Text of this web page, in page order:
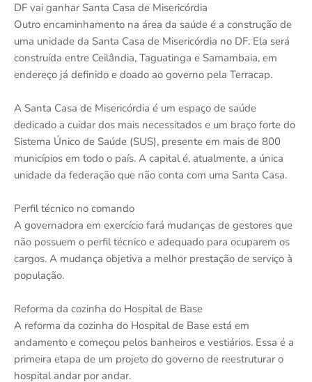
DF vai ganhar Santa Casa de Misericórdia
Outro encaminhamento na área da saúde é a construção de
uma unidade da Santa Casa de Misericórdia no DF. Ela será
construída entre Ceilândia, Taguatinga e Samambaia, em
endereço já definido e doado ao governo pela Terracap.
A Santa Casa de Misericórdia é um espaço de saúde
dedicado a cuidar dos mais necessitados e um braço forte do
Sistema Único de Saúde (SUS), presente em mais de 800
municípios em todo o país. A capital é, atualmente, a única
unidade da federação que não conta com uma Santa Casa.
Perfil técnico no comando
A governadora em exercício fará mudanças de gestores que
não possuem o perfil técnico e adequado para ocuparem os
cargos. A mudança objetiva a melhor prestação de serviço à
população.
Reforma da cozinha do Hospital de Base
A reforma da cozinha do Hospital de Base está em
andamento e começou pelos banheiros e vestiários. Essa é a
primeira etapa de um projeto do governo de reestruturar o
hospital andar por andar.